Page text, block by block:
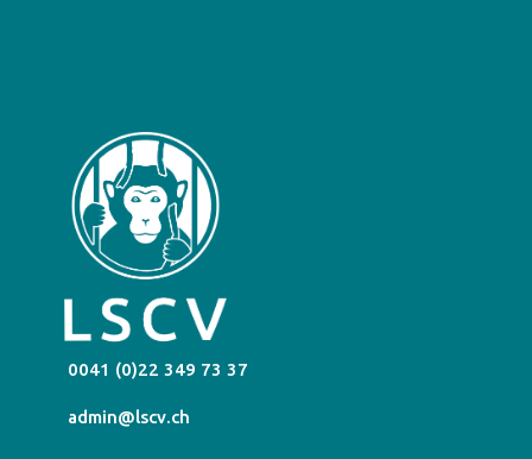
0041 (0)22 349 73 37
admin@lscv.ch